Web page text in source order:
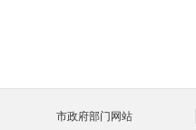
市政府部门网站